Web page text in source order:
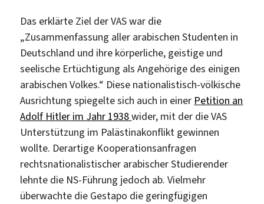
Das erklärte Ziel der VAS war die
„Zusammenfassung aller arabischen Studenten in
Deutschland und ihre körperliche, geistige und
seelische Ertüchtigung als Angehörige des einigen
arabischen Volkes.“ Diese nationalistisch-völkische
Ausrichtung spiegelte sich auch in einer Petition an
Adolf Hitler im Jahr 1938wider, mit der die VAS
Unterstützung im Palästinakonflikt gewinnen
wollte. Derartige Kooperationsanfragen
rechtsnationalistischer arabischer Studierender
lehnte die NS-Führung jedoch ab. Vielmehr
überwachte die Gestapo die geringfügigen